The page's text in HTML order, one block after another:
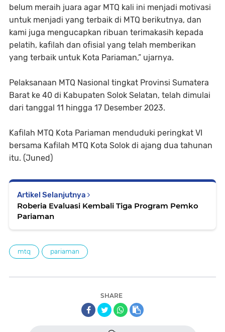
belum meraih juara agar MTQ kali ini menjadi motivasi
untuk menjadi yang terbaik di MTQ berikutnya, dan
kami juga mengucapkan ribuan terimakasih kepada
pelatih, kafilah dan ofisial yang telah memberikan
yang terbaik untuk Kota Pariaman,” ujarnya.
Pelaksanaan MTQ Nasional tingkat Provinsi Sumatera
Barat ke 40 di Kabupaten Solok Selatan, telah dimulai
dari tanggal 11 hingga 17 Desember 2023.
Kafilah MTQ Kota Pariaman menduduki peringkat VI
bersama Kafilah MTQ Kota Solok di ajang dua tahunan
itu. (Juned)
Artikel Selanjutnya
Roberia Evaluasi Kembali Tiga Program Pemko
Pariaman
mtq pariaman
SHARE